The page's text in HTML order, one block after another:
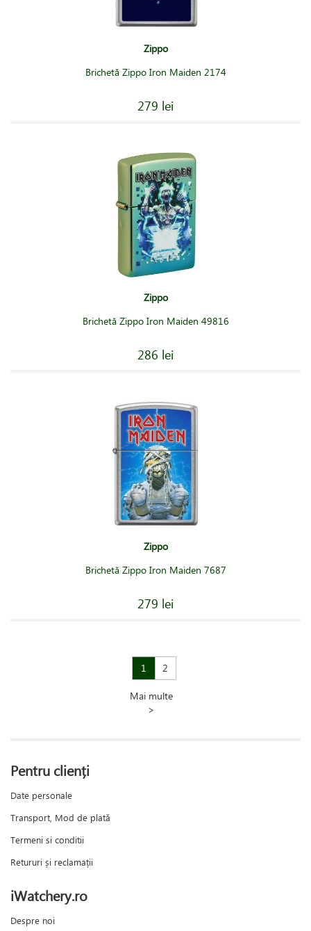
Zippo
Brichetă Zippo Iron Maiden 2174
279 lei
Zippo
Brichetă Zippo Iron Maiden 49816
286 lei
Zippo
Brichetă Zippo Iron Maiden 7687
279 lei
1 2
Mai multe
>
Pentru clienți
Date personale
Transport, Mod de plată
Termeni si conditii
Retururi și reclamații
iWatchery.ro
Despre noi